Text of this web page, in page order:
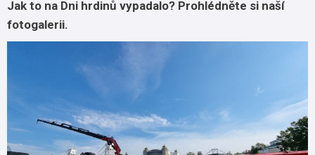
Jak to na Dni hrdinů vypadalo? Prohlédněte si naší
fotogalerii.